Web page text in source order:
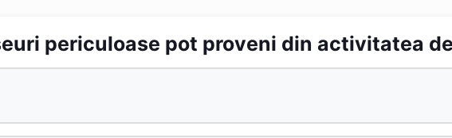
periculoase pot proveni din activitatea